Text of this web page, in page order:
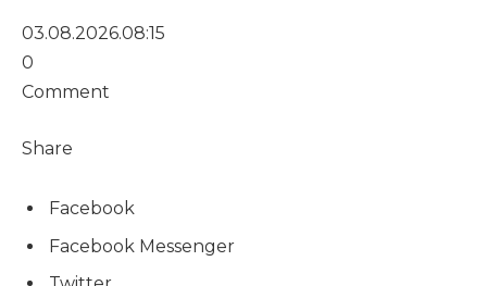
03.08.2026.08:15
0
Comment
Share
Facebook
Facebook Messenger